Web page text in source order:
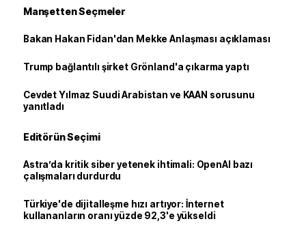
Manşetten Seçmeler
Bakan Hakan Fidan'dan Mekke Anlaşması açıklaması
Trump bağlantılı şirket Grönland'a çıkarma yaptı
Cevdet Yılmaz Suudi Arabistan ve KAAN sorusunu
yanıtladı
Editörün Seçimi
Astra’da kritik siber yetenek ihtimali: OpenAI bazı
çalışmaları durdurdu
Türkiye'de dijitalleşme hızı artıyor: İnternet
kullananların oranı yüzde 92,3'e yükseldi